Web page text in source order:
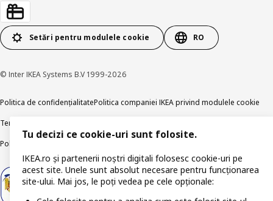
Setări pentru modulele cookie RO
© Inter IKEA Systems B.V 1999-2026
Politica de confidențialitatePolitica companiei IKEA privind modulele cookie
Termeni și Condiții
Politica de publicare responsabilă
Tu decizi ce cookie-uri sunt folosite.
IKEA.ro și partenerii noștri digitali folosesc cookie-uri pe
acest site. Unele sunt absolut necesare pentru funcționarea
site-ului. Mai jos, le poți vedea pe cele opționale: